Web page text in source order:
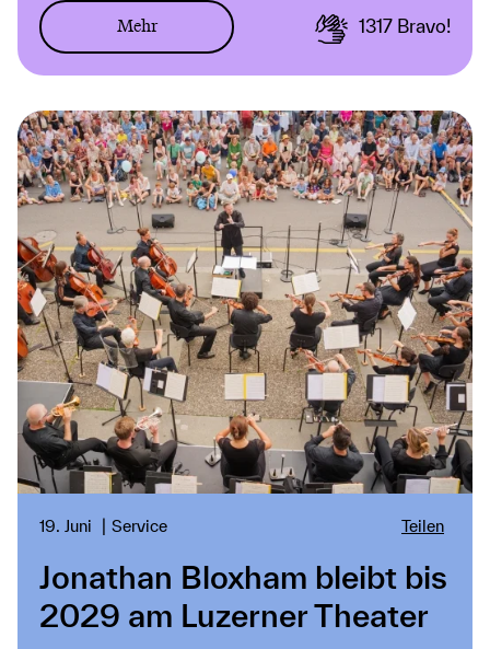
Mehr 1317 Bravo!
19. Juni Service Teilen
Jonathan Bloxham bleibt bis
2029 am Luzerner Theater